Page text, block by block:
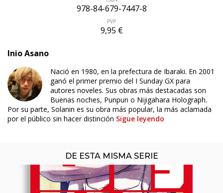
978-84-679-7447-8
PVP
9,95 €
Inio Asano
Nació en 1980, en la prefectura de Ibaraki. En 2001
ganó el primer premio del I Sunday GX para
autores noveles. Sus obras más destacadas son
Buenas noches, Punpun o Nijigahara Holograph.
Por su parte, Solanin es su obra más popular, la más aclamada
por el público sin hacer distinción Sigue leyendo
DE ESTA MISMA SERIE